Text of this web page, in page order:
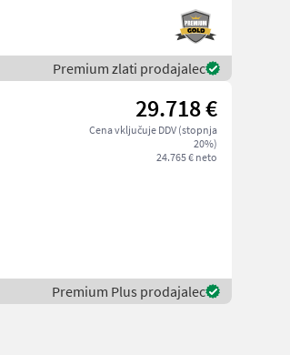
Premium zlati prodajalec
29.718 €
Cena vključuje DDV (stopnja
20%)
24.765 € neto
Premium Plus prodajalec